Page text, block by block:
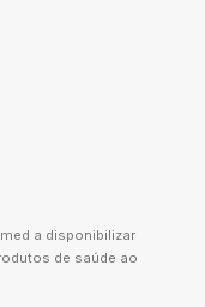
a disponibilizar
de saúde ao